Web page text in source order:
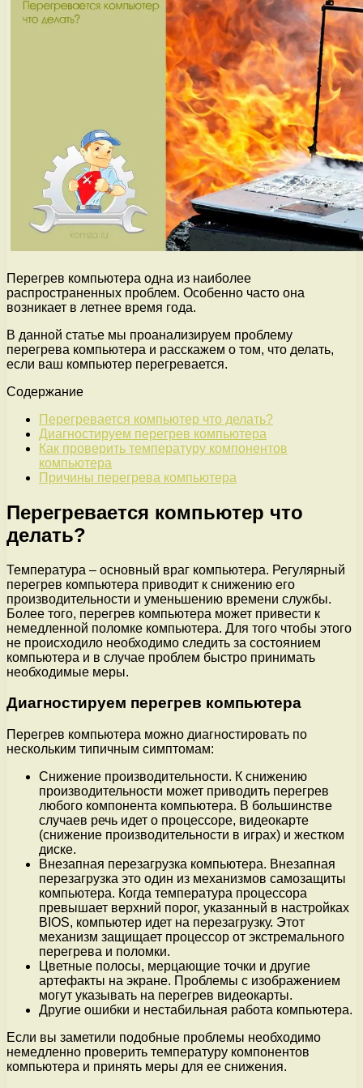
Перегрев компьютера одна из наиболее
распространенных проблем. Особенно часто она
возникает в летнее время года.
В данной статье мы проанализируем проблему
перегрева компьютера и расскажем о том, что делать,
если ваш компьютер перегревается.
Содержание
Перегревается компьютер что делать?
Диагностируем перегрев компьютера
Как проверить температуру компонентов
компьютера
Причины перегрева компьютера
Перегревается компьютер что
делать?
Температура – основный враг компьютера. Регулярный
перегрев компьютера приводит к снижению его
производительности и уменьшению времени службы.
Более того, перегрев компьютера может привести к
немедленной поломке компьютера. Для того чтобы этого
не происходило необходимо следить за состоянием
компьютера и в случае проблем быстро принимать
необходимые меры.
Диагностируем перегрев компьютера
Перегрев компьютера можно диагностировать по
нескольким типичным симптомам:
Снижение производительности. К снижению
производительности может приводить перегрев
любого компонента компьютера. В большинстве
случаев речь идет о процессоре, видеокарте
(снижение производительности в играх) и жестком
диске.
Внезапная перезагрузка компьютера. Внезапная
перезагрузка это один из механизмов самозащиты
компьютера. Когда температура процессора
превышает верхний порог, указанный в настройках
BIOS, компьютер идет на перезагрузку. Этот
механизм защищает процессор от экстремального
перегрева и поломки.
Цветные полосы, мерцающие точки и другие
артефакты на экране. Проблемы с изображением
могут указывать на перегрев видеокарты.
Другие ошибки и нестабильная работа компьютера.
Если вы заметили подобные проблемы необходимо
немедленно проверить температуру компонентов
компьютера и принять меры для ее снижения.